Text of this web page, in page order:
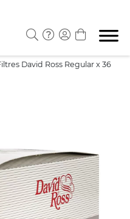
David Ross Regular x 36